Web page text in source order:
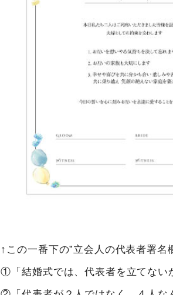
↑この一番下の”立会人の代表者署名
①「結婚式では、代表者を立てない